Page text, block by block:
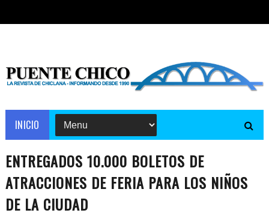
INICIO
ENTREGADOS 10.000 BOLETOS DE
ATRACCIONES DE FERIA PARA LOS NIÑOS
DE LA CIUDAD